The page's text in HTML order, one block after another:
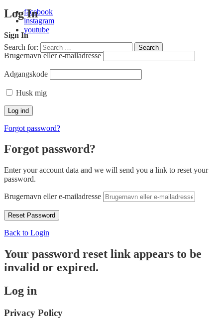
facebook
instagram
youtube
Search for: Search
Log In
Sign In
Brugernavn eller e-mailadresse
Adgangskode
Husk mig
Forgot password?
Forgot password?
Enter your account data and we will send you a link to reset your
password.
Brugernavn eller e-mailadresse
Back to Login
Your password reset link appears to be
invalid or expired.
Log in
Privacy Policy